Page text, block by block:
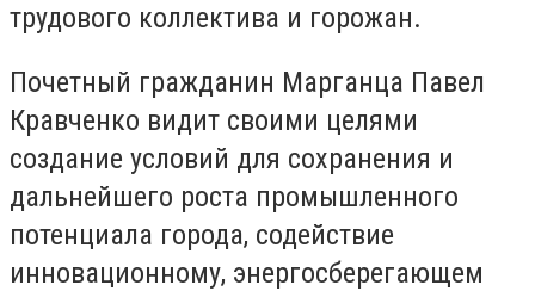
трудового коллектива и горожан.
Почетный гражданин Марганца Павел
Кравченко видит своими целями
создание условий для сохранения и
дальнейшего роста промышленного
потенциала города, содействие
инновационному, энергосберегающем